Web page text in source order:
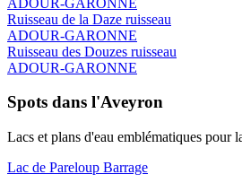
Ruisseau de la Daze ruisseau
ADOUR-GARONNE
Ruisseau des Douzes ruisseau
ADOUR-GARONNE
Spots dans l'Aveyron
Lacs et plans d'eau emblématiques pour
Lac de Pareloup Barrage